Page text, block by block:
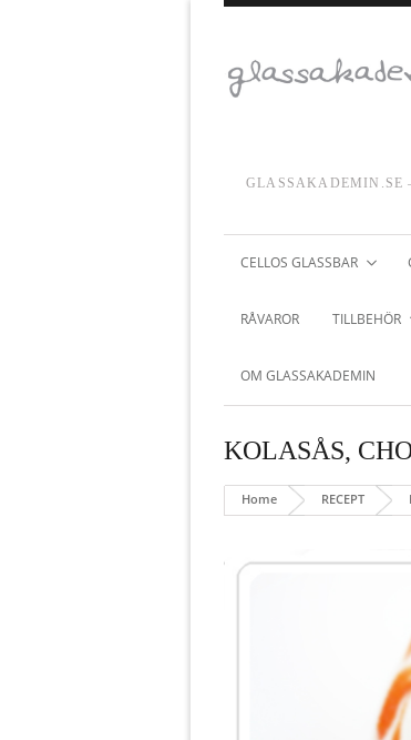
GLASSAKADEMIN.SE
CELLOS GLASSBAR
RÅVAROR TILLBEHÖR
OM GLASSAKADEMIN
KOLASÅS,
Home RECEPT